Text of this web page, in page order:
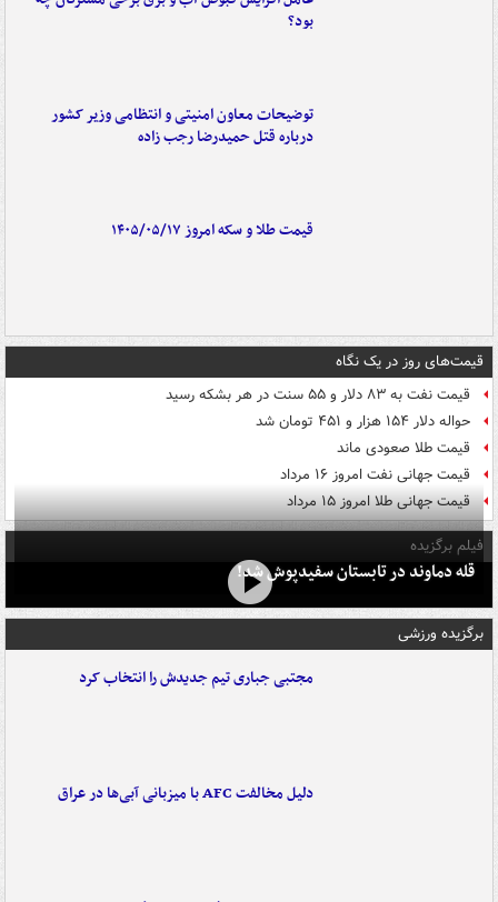
بود؟
توضیحات معاون امنیتی و انتظامی وزیر کشور
درباره قتل حمیدرضا رجب زاده
قیمت طلا و سکه امروز ۱۴۰۵/۰۵/۱۷
قیمت‌های روز در یک نگاه
قیمت نفت به ۸۳ دلار و ۵۵ سنت در هر بشکه رسید
حواله دلار ۱۵۴ هزار و ۴۵۱ تومان شد
قیمت طلا صعودی ماند
قیمت جهانی نفت امروز ۱۶ مرداد
قیمت جهانی طلا امروز ۱۵ مرداد
فیلم برگزیده
قله دماوند در تابستان سفیدپوش شد!
برگزیده ورزشی
مجتبی جباری تیم جدیدش را انتخاب کرد
دلیل مخالفت AFC با میزبانی آبی‌ها در عراق